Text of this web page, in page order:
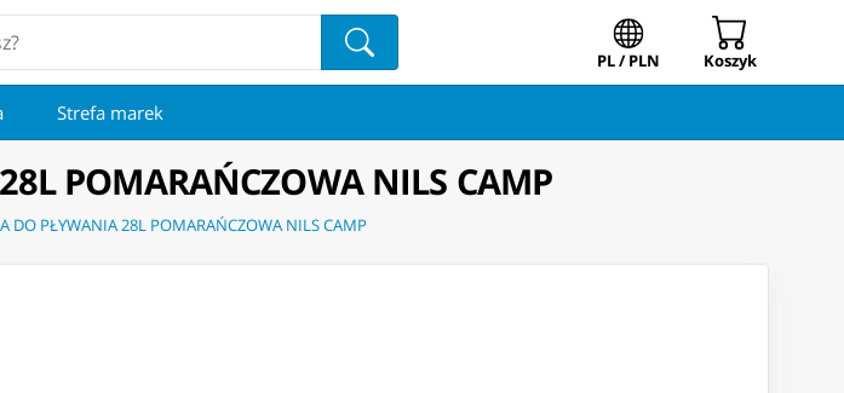
PL / PLN Koszyk
Strefa marek
POMARAŃCZOWA NILS CAMP
DO PŁYWANIA 28L POMARAŃCZOWA NILS CAMP